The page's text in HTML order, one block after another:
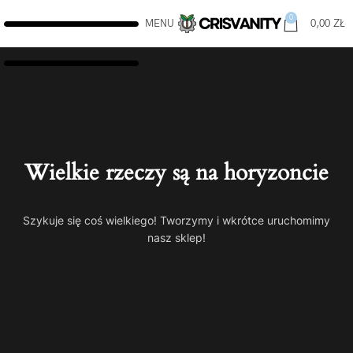
MENU 0 0,00 ZŁ
Wielkie rzeczy są na horyzoncie
Szykuje się coś wielkiego! Tworzymy i wkrótce uruchomimy
nasz sklep!